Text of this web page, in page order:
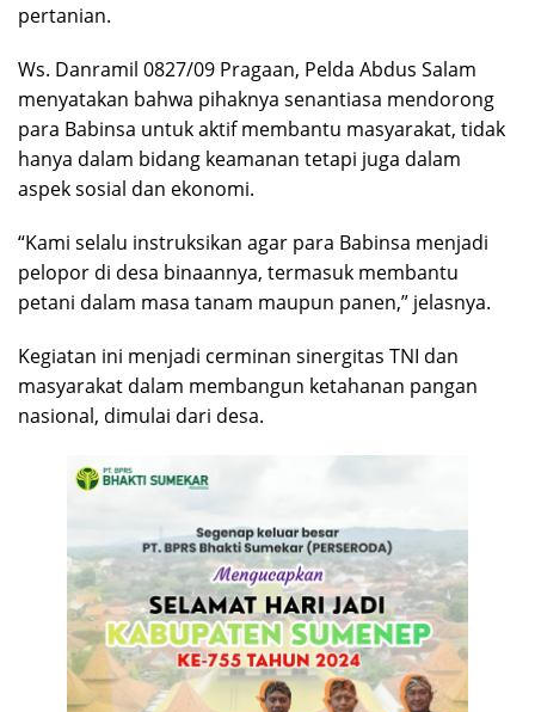
pertanian.
Ws. Danramil 0827/09 Pragaan, Pelda Abdus Salam
menyatakan bahwa pihaknya senantiasa mendorong
para Babinsa untuk aktif membantu masyarakat, tidak
hanya dalam bidang keamanan tetapi juga dalam
aspek sosial dan ekonomi.
“Kami selalu instruksikan agar para Babinsa menjadi
pelopor di desa binaannya, termasuk membantu
petani dalam masa tanam maupun panen,” jelasnya.
Kegiatan ini menjadi cerminan sinergitas TNI dan
masyarakat dalam membangun ketahanan pangan
nasional, dimulai dari desa.